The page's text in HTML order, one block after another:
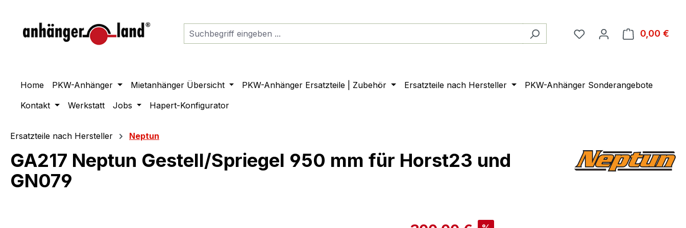
0,00 €
Home PKW-Anhänger Mietanhänger Übersicht PKW-Anhänger Ersatzteile | Zubehör Ersatzteile nach Hersteller
PKW-Anhänger Sonderangebote
Kontakt
Werkstatt Jobs Hapert-Konfigurator
Ersatzteile nach Hersteller Neptun
GA217 Neptun Gestell/Spriegel 950 mm für Horst23 und
GN079